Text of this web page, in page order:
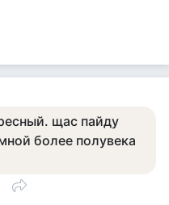
щас пайду
более полувека